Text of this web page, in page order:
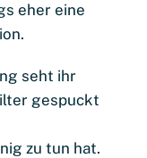
eher eine
seht ihr
gespuckt
zu tun hat.